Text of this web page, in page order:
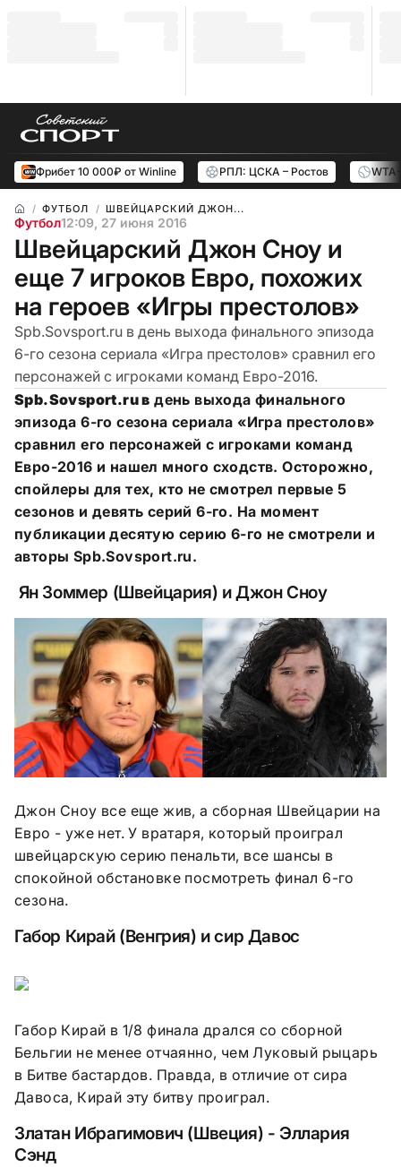
Фрибет 10 000₽ от Winline РПЛ: ЦСКА – Ростов
ФУТБОЛ ШВЕЙЦАРСКИЙ ДЖОН...
Футбол12:09, 27 июня 2016
Швейцарский Джон Сноу и
еще 7 игроков Евро, похожих
на героев «Игры престолов»
Spb.Sovsport.ru в день выхода финального эпизода
6-го сезона сериала «Игра престолов» сравнил его
персонажей с игроками команд Евро-2016.
Spb.Sovsport.ru в день выхода финального
эпизода 6-го сезона сериала «Игра престолов»
сравнил его персонажей с игроками команд
Евро-2016 и нашел много сходств. Осторожно,
спойлеры для тех, кто не смотрел первые 5
сезонов и девять серий 6-го. На момент
публикации десятую серию 6-го не смотрели и
авторы Spb.Sovsport.ru.
Ян Зоммер (Швейцария) и Джон Сноу
Джон Сноу все еще жив, а сборная Швейцарии на
Евро - уже нет. У вратаря, который проиграл
швейцарскую серию пенальти, все шансы в
спокойной обстановке посмотреть финал 6-го
сезона.
Габор Кирай (Венгрия) и сир Давос
Габор Кирай в 1/8 финала дрался со сборной
Бельгии не менее отчаянно, чем Луковый рыцарь
в Битве бастардов. Правда, в отличие от сира
Давоса, Кирай эту битву проиграл.
Златан Ибрагимович (Швеция) - Эллария
Сэнд